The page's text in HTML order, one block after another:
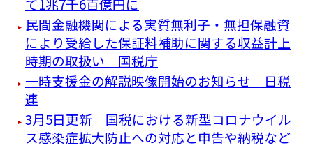
て1兆7千6百億円に
民間金融機関による実質無利子・無担保融資
により受給した保証料補助に関する収益計上
時期の取扱い 国税庁
一時支援金の解説映像開始のお知らせ 日税
連
3月5日更新 国税における新型コロナウイル
ス感染症拡大防止への対応と申告や納税など